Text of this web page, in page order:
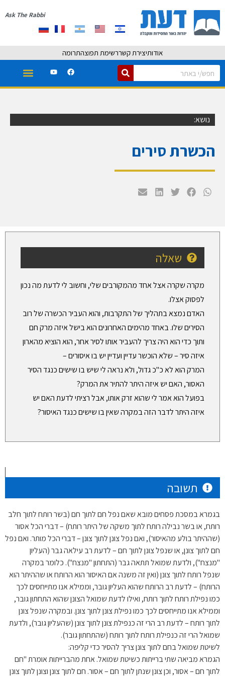
Ask The Rabbi
אודותיצירת קשררשימת תפוצהתרומה
נושא:
הכשרת סירים
שאלה
מקרה שקרה אצל אחד מהמקורבים שלי, וחשוב לי לדעת מה נכון
לפסוק אצלו.
האדם נמצא בתהליך של התקרבות, והוא העביר הכשרה של רוב
הסירים שלו. באחד מהימים האחרונים הוא בישל איזה מרק חם
ותוך כדי הוא היה צריך להעביר אותו לסיר אחר, הוא הוציא מהארון
איזה סיר – שלא הוכשר עדיין ועדיין יש בו איסורים –
המרק הוא לא כ"כ גדול, ולא נראה לי שיש בו שישים כנגד הסיר
האסור, האם יש איזה היתר להתיר את המרק?
בפועל הוא אמר לי שהוא זרק אותו, אבל רציתי לדעת האם יש
איזה היתר לדבר הזה במקרה שאין בו שישים כנגד האיסור?
תשובה
בגמרא במסכת פסחים מובא שאם נפל חם לתוך חם (בשר רותח לתוך חלב
רותח, או בשר נבילה רותח לתוך משקה של היתר רותח) – דברי הכל אסור
(שההיתר בולע מהאיסור), ואם נפל צונן לתוך צונן – דברי הכל מותר. ואם נפל
חם לתוך צונן, או שנפל צונן לתוך חם – לדעת רב עילאה גבר (העליון
"מנצח"), ולדעת שמואל תתאה גבר (התחתון "מנצח"). כלומר במקרה
שנפל רותח לתוך צונן (ואין זה משנה אם האיסור הוא הרותח או שההיתר הוא
הרותח) – לדעת רב הרותח שהוא העליון גובר, וממילא אנו מתייחסים לכך
כמו נפילת רותח לתוך רותח, ואילו לדעת שמואל הצונן שהוא התחתון גובר,
וממילא אנו מתייחסים לכך כמו נפילת צונן לתוך צונן. ובמקרה שנפל צונן
לתוך רותח – לדעת רב הרי זה כנפילת צונן לתוך צונן (שהעליון גובר), ולדעת
שמואל הרי זה כנפילת רותח לתוך רותח (שהתחתון גובר).
לשיטת שמואל בחם לתוך צונן צריך להסיר כדי קליפה:
הגמרא מביאה שתי ברייתות כשיטת שמואל. אחת מהברייתות אומרת "חם
לתוך חם – אסור, וכן צונן שנתן לתוך חם – אסור. חם לתוך צונן וצונן לתוך צונן